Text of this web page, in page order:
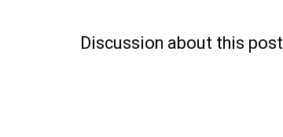
Discussion about this post